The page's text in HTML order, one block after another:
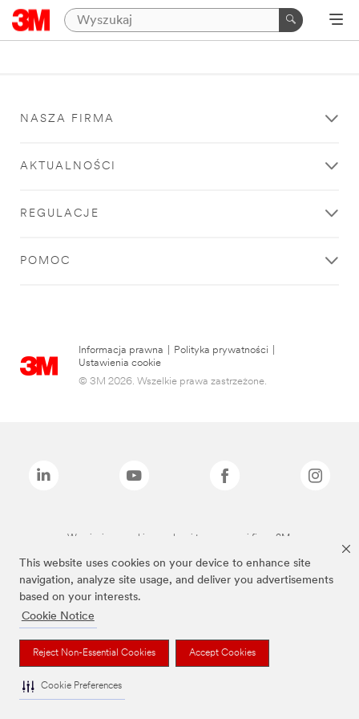
This website uses cookies on your device to enhance site
navigation, analyze site usage, and deliver you advertisements
based on your interests.
Cookie Notice
Reject Non-Essential Cookies Accept Cookies
Cookie Preferences
NASZA FIRMA
AKTUALNOŚCI
REGULACJE
POMOC
Informacja prawna Polityka prywatności
Ustawienia cookie
© 3M 2026. Wszelkie prawa zastrzeżone.
Wymienione marki są znakami towarowymi firmy 3M.